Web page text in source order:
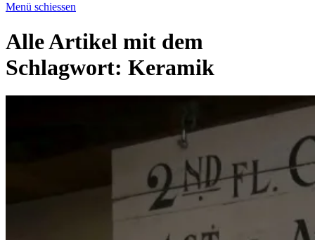
Menü schiessen
Alle Artikel mit dem
Schlagwort: Keramik